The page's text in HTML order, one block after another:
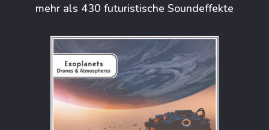
mehr als 430 futuristische Soundeffekte